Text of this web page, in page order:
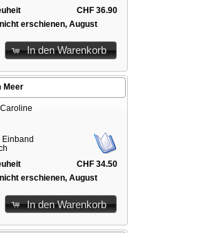
CHF 36.90
erschienen, August
In den Warenkorb
Meer
Einband
CHF 34.50
erschienen, August
In den Warenkorb